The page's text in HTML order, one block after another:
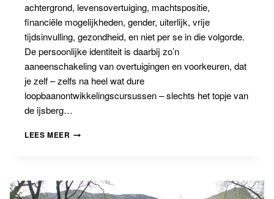
achtergrond, levensovertuiging, machtspositie,
financiële mogelijkheden, gender, uiterlijk, vrije
tijdsinvulling, gezondheid, en niet per se in die volgorde.
De persoonlijke identiteit is daarbij zo’n
aaneenschakeling van overtuigingen en voorkeuren, dat
je zelf – zelfs na heel wat dure
loopbaanontwikkelingscursussen – slechts het topje van
de ijsberg…
LEES MEER BANNING
ZIJN
‘WIJ’?